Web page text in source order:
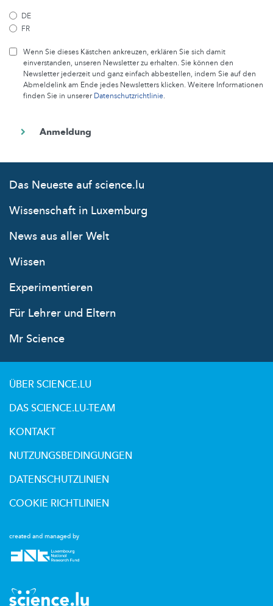
DE
FR
Wenn Sie dieses Kästchen ankreuzen, erklären Sie sich damit
einverstanden, unseren Newsletter zu erhalten. Sie können den
Newsletter jederzeit und ganz einfach abbestellen, indem Sie auf den
Abmeldelink am Ende jedes Newsletters klicken. Weitere Informationen
finden Sie in unsererDatenschutzrichtlinie.
Das Neueste auf science.lu
Wissenschaft in Luxemburg
News aus aller Welt
Wissen
Experimentieren
Für Lehrer und Eltern
Mr Science
created and managed by
ÜBER SCIENCE.LU
DAS SCIENCE.LU-TEAM
KONTAKT
NUTZUNGSBEDINGUNGEN
DATENSCHUTZLINIEN
COOKIE RICHTLINIEN